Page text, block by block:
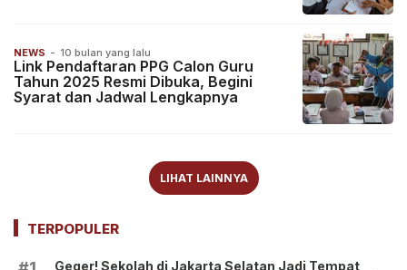
NEWS - 10 bulan yang lalu
Link Pendaftaran PPG Calon Guru
Tahun 2025 Resmi Dibuka, Begini
Syarat dan Jadwal Lengkapnya
LIHAT LAINNYA
TERPOPULER
Geger! Sekolah di Jakarta Selatan Jadi Tempat